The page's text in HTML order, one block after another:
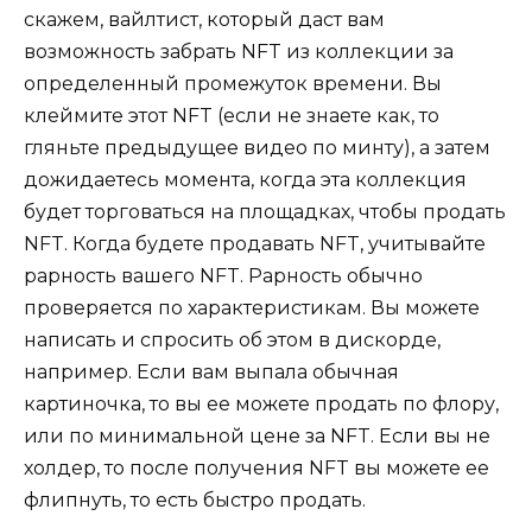
скажем, вайлтист, который даст вам
возможность забрать NFT из коллекции за
определенный промежуток времени. Вы
клеймите этот NFT (если не знаете как, то
гляньте предыдущее видео по минту), а затем
дожидаетесь момента, когда эта коллекция
будет торговаться на площадках, чтобы продать
NFT. Когда будете продавать NFT, учитывайте
рарность вашего NFT. Рарность обычно
проверяется по характеристикам. Вы можете
написать и спросить об этом в дискорде,
например. Если вам выпала обычная
картиночка, то вы ее можете продать по флору,
или по минимальной цене за NFT. Если вы не
холдер, то после получения NFT вы можете ее
флипнуть, то есть быстро продать.